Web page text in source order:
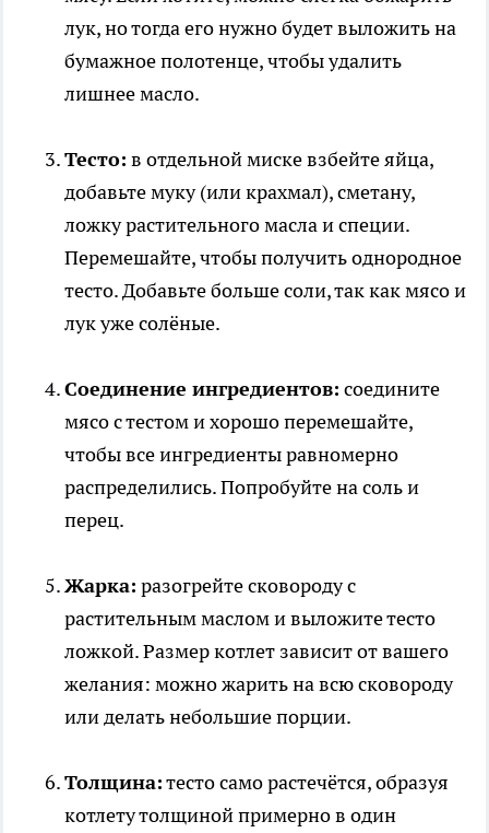
лук, но тогда его нужно будет выложить на
бумажное полотенце, чтобы удалить
лишнее масло.
Тесто: в отдельной миске взбейте яйца,
добавьте муку (или крахмал), сметану,
ложку растительного масла и специи.
Перемешайте, чтобы получить однородное
тесто. Добавьте больше соли, так как мясо и
лук уже солёные.
Соединение ингредиентов: соедините
мясо с тестом и хорошо перемешайте,
чтобы все ингредиенты равномерно
распределились. Попробуйте на соль и
перец.
Жарка: разогрейте сковороду с
растительным маслом и выложите тесто
ложкой. Размер котлет зависит от вашего
желания: можно жарить на всю сковороду
или делать небольшие порции.
Толщина:тесто само растечётся, образуя
котлету толщиной примерно в один